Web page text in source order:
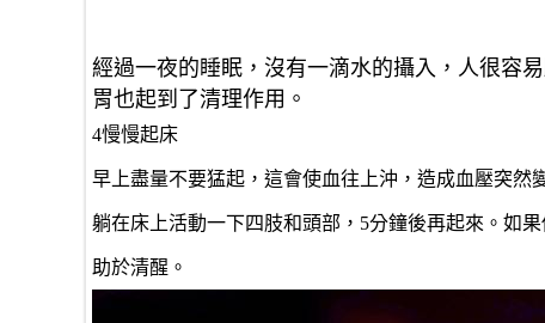
經過一夜的睡眠，沒有一滴水的攝入，人很容
胃也起到了清理作用。
4慢慢起床
早上盡量不要猛起，這會使血往上沖，造成血壓突然
躺在床上活動一下四肢和頭部，5分鐘後再起來。如
助於清醒。